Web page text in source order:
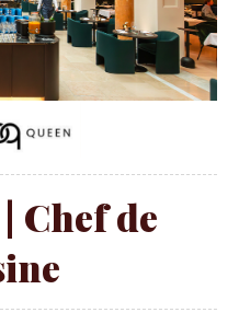
Chef de